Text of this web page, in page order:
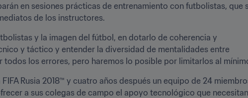
en sesiones prácticas de entrenamiento con futbolistas, que
de los instructores.
y la imagen del fútbol, en dotarlo de coherencia y
y táctico y entender la diversidad de mentalidades entre
los errores, pero haremos lo posible por limitarlos al
Rusia 2018™ y cuatro años después un equipo de 24
a sus colegas de campo el apoyo tecnológico que